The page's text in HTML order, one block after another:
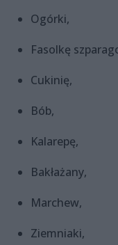
Ogórki,
Fasolkę
Cukinię,
Bób,
Kalarepę,
Bakłażany,
Marchew,
Ziemniaki,